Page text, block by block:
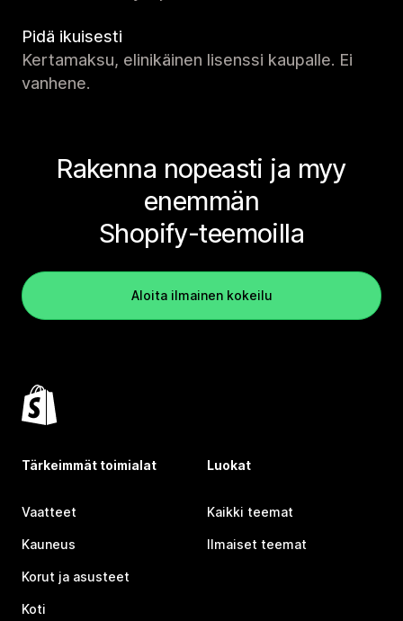
Pidä ikuisesti
Kertamaksu, elinikäinen lisenssi kaupalle. Ei
vanhene.
Rakenna nopeasti ja myy
enemmän
Shopify-teemoilla
Aloita ilmainen kokeilu
Tärkeimmät toimialat
Vaatteet
Kauneus
Korut ja asusteet
Koti
Luokat
Kaikki teemat
Ilmaiset teemat